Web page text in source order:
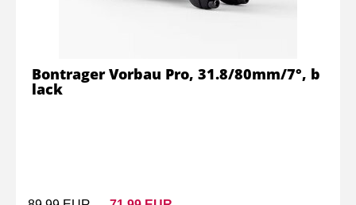
Bontrager Vorbau Pro, 31.8/80mm/7°, b
lack